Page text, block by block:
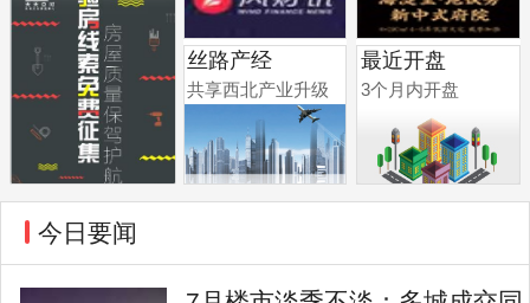
丝路产经
共享西北产业升级
最近开盘
3个月内开盘
今日要闻